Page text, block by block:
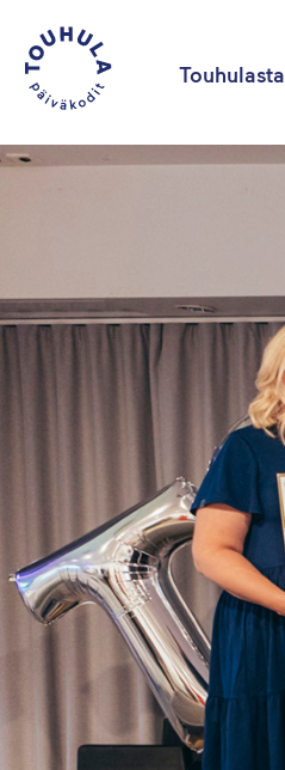
Touhulasta